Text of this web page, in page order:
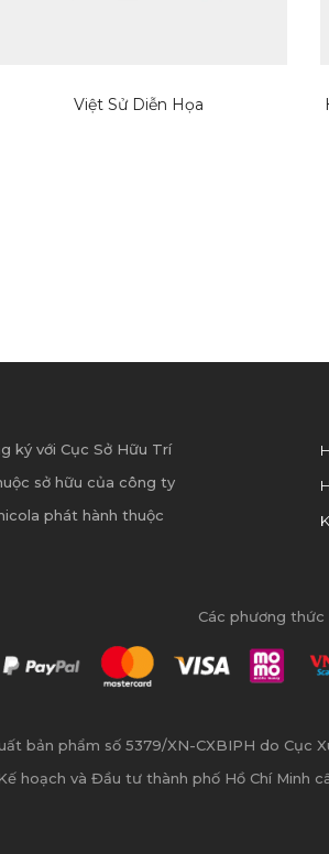
Việt Sử Diễn Họa
ký với Cục Sở Hữu Trí
sở hữu của công ty
phát hành thuộc
Các phương
bản phẩm số 5379/XN-CXBIPH do Cục
hoạch và Đầu tư thành phố Hồ Chí Minh